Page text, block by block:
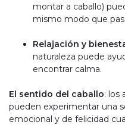
montar a caballo)
mismo modo que
Relajación y
naturaleza puede
encontrar calma.
El sentido del caballo: los
pueden experimentar una
emocional y de felicidad